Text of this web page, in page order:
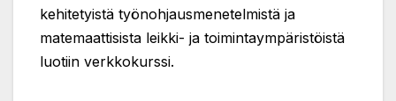
kehitetyistä työnohjausmenetelmistä ja
matemaattisista leikki- ja toimintaympäristöistä
luotiin verkkokurssi.